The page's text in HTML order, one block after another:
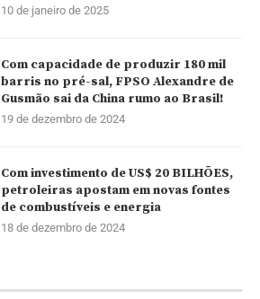
10 de janeiro de 2025
Com capacidade de produzir 180 mil
barris no pré-sal, FPSO Alexandre de
Gusmão sai da China rumo ao Brasil!
19 de dezembro de 2024
Com investimento de US$ 20 BILHÕES,
petroleiras apostam em novas fontes
de combustíveis e energia
18 de dezembro de 2024